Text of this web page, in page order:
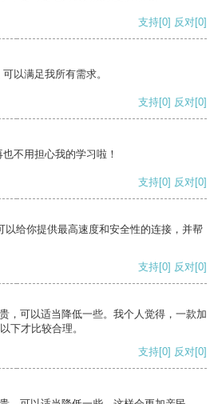
支持[0] 反对[0]
以满足我所有需求。
支持[0] 反对[0]
不用担心我的学习啦！
支持[0] 反对[0]
以给你提供最高速度和安全性的连接，并帮
支持[0] 反对[0]
，可以适当降低一些。我个人觉得，一款加
下才比较合理。
支持[0] 反对[0]